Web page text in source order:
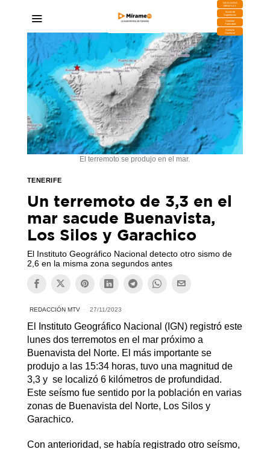
DESCARGA
MIRAPLAY
Buzón de
Sugerencias
Contratar
Publicidad
Contacto
Comercial
El terremoto se produjo en el mar.
TENERIFE
Un terremoto de 3,3 en el
mar sacude Buenavista,
Los Silos y Garachico
El Instituto Geográfico Nacional detecto otro sismo de
2,6 en la misma zona segundos antes
REDACCIÓN MTV 27/11/2023
El Instituto Geográfico Nacional (IGN) registró este
lunes dos terremotos en el mar próximo a
Buenavista del Norte. El más importante se
produjo a las 15:34 horas, tuvo una magnitud de
3,3 y se localizó 6 kilómetros de profundidad.
Este seísmo fue sentido por la población en varias
zonas de Buenavista del Norte, Los Silos y
Garachico.
Con anterioridad, se había registrado otro seísmo,